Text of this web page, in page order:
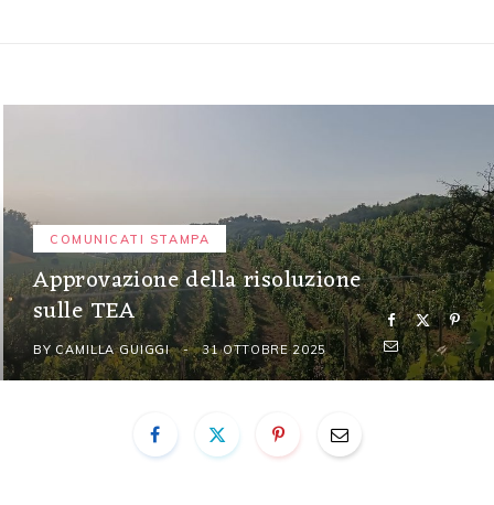
COMUNICATI STAMPA
Approvazione della risoluzione
sulle TEA
BY CAMILLA GUIGGI 31 OTTOBRE 2025